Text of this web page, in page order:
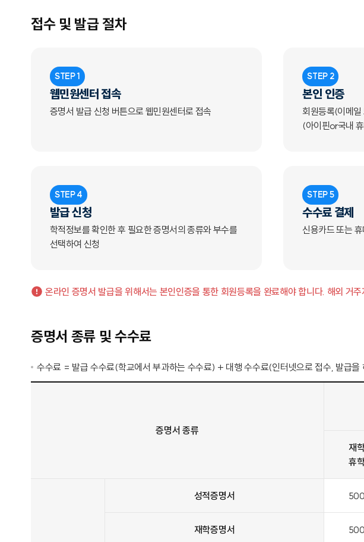
접수 및 발급 절차
STEP 1
웹민원센터 접속
증명서 발급 신청 버튼으로 웹민원센터로 접속
STEP 2
본인 인증
회원등록(이메
(아이핀or국내
STEP 4
발급 신청
학적정보를 확인한 후 필요한 증명서의 종류와 부수를
선택하여 신청
STEP 5
수수료 결제
신용카드 또는
온라인 증명서 발급을 위해서는 본인인증을 통한 회원등록을 완료해야 합니다. 해외 거
증명서 종류 및 수수료
수수료 = 발급 수수료(학교에서 부과하는 수수료) + 대행 수수료(인터넷으로 접수, 발급을
증명서 종류
재
휴
성적증명서
재학증명서